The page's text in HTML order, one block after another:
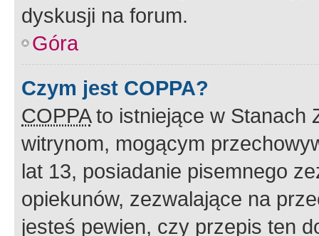
dyskusji na forum.
Góra
Czym jest COPPA?
COPPAto istniejące w Stanach
witrynom, mogącym
lat 13, posiadanie pisemnego
opiekunów, zezwalające na
jesteś pewien, czy przepis ten